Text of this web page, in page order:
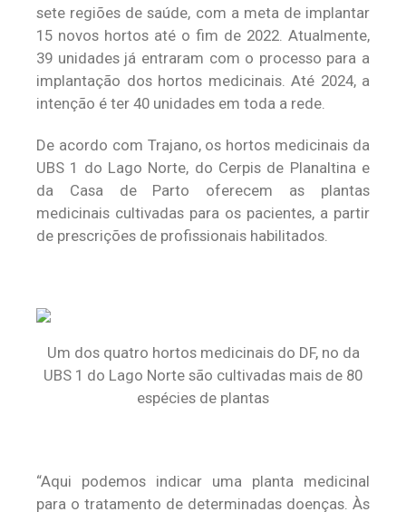
sete regiões de saúde, com a meta de implantar
15 novos hortos até o fim de 2022. Atualmente,
39 unidades já entraram com o processo para a
implantação dos hortos medicinais. Até 2024, a
intenção é ter 40 unidades em toda a rede.
De acordo com Trajano, os hortos medicinais da
UBS 1 do Lago Norte, do Cerpis de Planaltina e
da Casa de Parto oferecem as plantas
medicinais cultivadas para os pacientes, a partir
de prescrições de profissionais habilitados.
Um dos quatro hortos medicinais do DF, no da
UBS 1 do Lago Norte são cultivadas mais de 80
espécies de plantas
“Aqui podemos indicar uma planta medicinal
para o tratamento de determinadas doenças. Às